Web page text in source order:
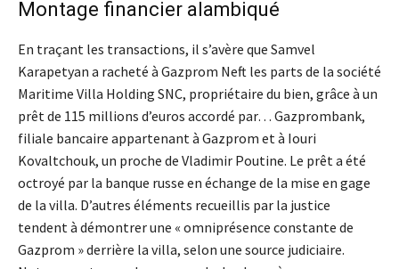
Montage financier alambiqué
En traçant les transactions, il s’avère que Samvel
Karapetyan a racheté à Gazprom Neft les parts de la société
Maritime Villa Holding SNC, propriétaire du bien, grâce à un
prêt de 115 millions d’euros accordé par… Gazprombank,
filiale bancaire appartenant à Gazprom et à Iouri
Kovaltchouk, un proche de Vladimir Poutine. Le prêt a été
octroyé par la banque russe en échange de la mise en gage
de la villa. D’autres éléments recueillis par la justice
tendent à démontrer une « omniprésence constante de
Gazprom » derrière la villa, selon une source judiciaire.